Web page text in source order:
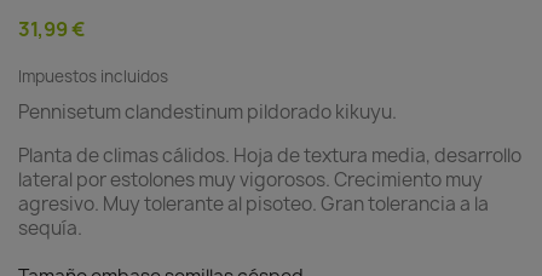
31,99 €
Impuestos incluidos
Pennisetum clandestinum pildorado kikuyu.
Planta de climas cálidos. Hoja de textura media, desarrollo
lateral por estolones muy vigorosos. Crecimiento muy
agresivo. Muy tolerante al pisoteo. Gran tolerancia a la
sequía.